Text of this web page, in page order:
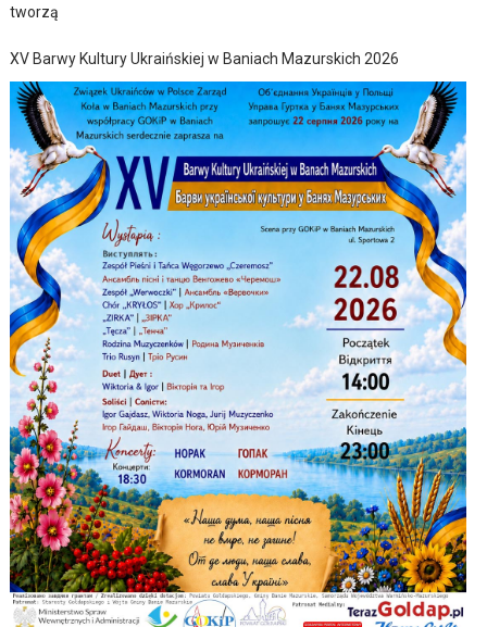
tworzą
XV Barwy Kultury Ukraińskiej w Baniach Mazurskich 2026